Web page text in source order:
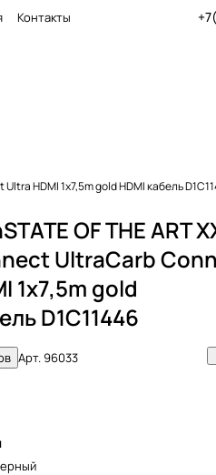
Контакты
HDMI 1x7,5m gold HDMI кабель
OF THE ART
UltraCarb
1x7,5m gold
D1C11446
Арт.96033